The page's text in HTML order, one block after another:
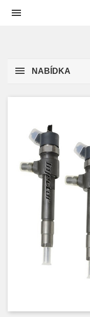

NABÍDKA